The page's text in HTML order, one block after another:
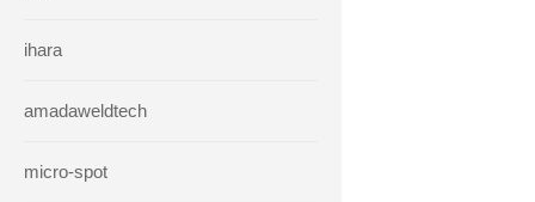
ihara
amadaweldtech
micro-spot